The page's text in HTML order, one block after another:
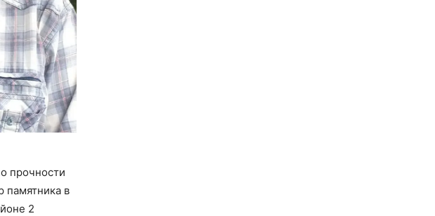
прочности
памятника в
2